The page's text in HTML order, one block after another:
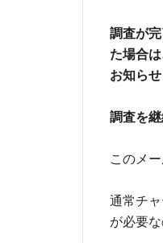
調査が
た場合は
お知らせ
調査を継
このメ
通常チ
が必要